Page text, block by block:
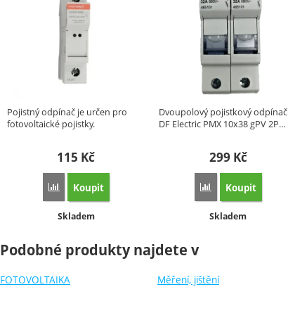
Pojistný odpínač je určen pro
fotovoltaické pojistky.
115 Kč
Porovnat
Koupit
Dostupnost:
Skladem
Dvoupolový pojistkový odpínač
DF Electric PMX 10x38 gPV 2P…
299 Kč
Porovnat
Koupit
Dostupnost:
Skladem
Podobné produkty najdete v
FOTOVOLTAIKA Měření, jištění